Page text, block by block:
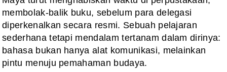
membolak-balik buku, sebelum para delegasi
diperkenalkan secara resmi. Sebuah pelajaran
sederhana tetapi mendalam tertanam dalam dirinya:
bahasa bukan hanya alat komunikasi, melainkan
pintu menuju pemahaman budaya.